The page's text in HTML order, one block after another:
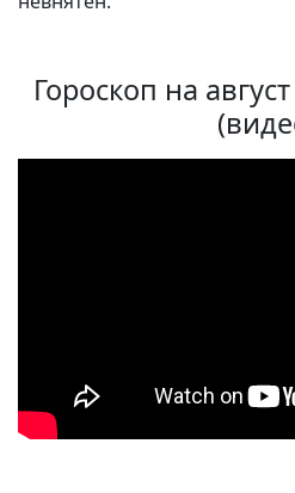
Гороскоп на